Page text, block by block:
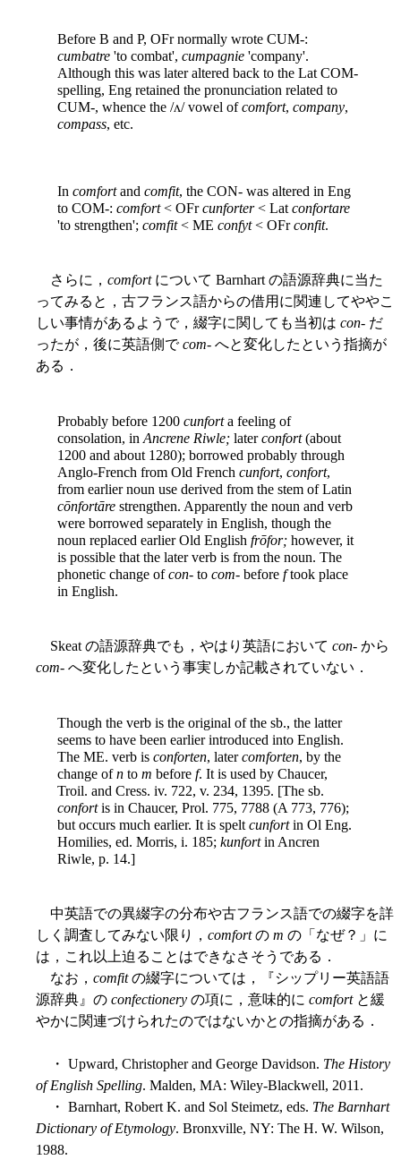
Before B and P, OFr normally wrote CUM-:
cumbatre 'to combat', cumpagnie 'company'.
Although this was later altered back to the Lat COM-
spelling, Eng retained the pronunciation related to
CUM-, whence the /ʌ/ vowel ofcomfort, company,
compass, etc.
In comfortand comfit, the CON- was altered in Eng
to COM-: comfort< OFrcunforter< Lat confortare
'to strengthen'; comfit< ME confyt< OFrconfit.
さらに， comfortについて Barnhart の語源辞典に当た
ってみると，古フランス語からの借用に関連してややこ
しい事情があるようで，綴字に関しても当初は con- だ
ったが，後に英語側でcom- へと変化したという指摘が
ある．
Probably before 1200 cunforta feeling of
consolation, in Ancrene Riwle; laterconfort(about
1200 and about 1280); borrowed probably through
Anglo-French from Old French cunfort, confort,
from earlier noun use derived from the stem of Latin
cōnfortāre strengthen. Apparently the noun and verb
were borrowed separately in English, though the
noun replaced earlier Old English frōfor; however, it
is possible that the later verb is from the noun. The
phonetic change ofcon- to com- before ftook place
in English.
Skeat の語源辞典でも，やはり英語において con- から
com- へ変化したという事実しか記載されていない．
Though the verb is the original of the sb., the latter
seems to have been earlier introduced into English.
The ME. verb is conforten, latercomforten, by the
change ofn to m before f. It is used by Chaucer,
Troil. and Cress. iv. 722, v. 234, 1395. [The sb.
confortis in Chaucer, Prol. 775, 7788 (A 773, 776);
but occurs much earlier. It is spelt cunfortin Ol Eng.
Homilies, ed. Morris, i. 185; kunfortin Ancren
Riwle, p. 14.]
中英語での異綴字の分布や古フランス語での綴字を詳
しく調査してみない限り， comfortの m の「なぜ？」に
は，これ以上迫ることはできなさそうである．
なお， comfitの綴字については，『シップリー英語語
源辞典』の confectionery の項に，意味的に comfortと緩
やかに関連づけられたのではないかとの指摘がある．
・ Upward, Christopher and George Davidson. The History
of English Spelling. Malden, MA: Wiley-Blackwell, 2011.
・ Barnhart, Robert K. and Sol Steimetz, eds. The Barnhart
Dictionary of Etymology. Bronxville, NY: The H. W. Wilson,
1988.